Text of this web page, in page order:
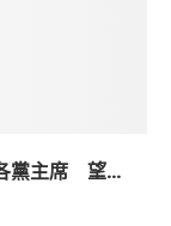
黨主席 望...